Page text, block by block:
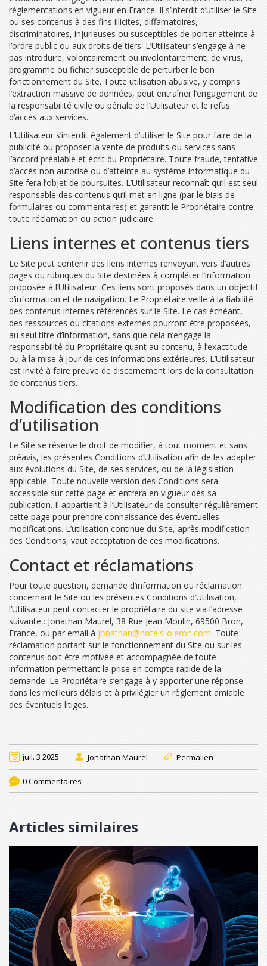
réglementations en vigueur en France. Il s’interdit d’utiliser le Site
ou ses contenus à des fins illicites, diffamatoires,
discriminatoires, injurieuses ou susceptibles de porter atteinte à
l’ordre public ou aux droits de tiers. L’Utilisateur s’engage à ne
pas introduire, volontairement ou involontairement, de virus,
programme ou fichier susceptible de perturber le bon
fonctionnement du Site. Toute utilisation abusive, y compris
l’extraction massive de données, peut entraîner l’engagement de
la responsabilité civile ou pénale de l’Utilisateur et le refus
d’accès aux services.
L’Utilisateur s’interdit également d’utiliser le Site pour faire de la
publicité ou proposer la vente de produits ou services sans
l’accord préalable et écrit du Propriétaire. Toute fraude, tentative
d’accès non autorisé ou d’atteinte au système informatique du
Site fera l’objet de poursuites. L’Utilisateur reconnaît qu’il est seul
responsable des contenus qu’il met en ligne (par le biais de
formulaires ou commentaires) et garantit le Propriétaire contre
toute réclamation ou action judiciaire.
Liens internes et contenus tiers
Le Site peut contenir des liens internes renvoyant vers d’autres
pages ou rubriques du Site destinées à compléter l’information
proposée à l’Utilisateur. Ces liens sont proposés dans un objectif
d’information et de navigation. Le Propriétaire veille à la fiabilité
des contenus internes référencés sur le Site. Le cas échéant,
des ressources ou citations externes pourront être proposées,
au seul titre d’information, sans que cela n’engage la
responsabilité du Propriétaire quant au contenu, à l’exactitude
ou à la mise à jour de ces informations extérieures. L’Utilisateur
est invité à faire preuve de discernement lors de la consultation
de contenus tiers.
Modification des conditions
d’utilisation
Le Site se réserve le droit de modifier, à tout moment et sans
préavis, les présentes Conditions d’Utilisation afin de les adapter
aux évolutions du Site, de ses services, ou de la législation
applicable. Toute nouvelle version des Conditions sera
accessible sur cette page et entrera en vigueur dès sa
publication. Il appartient à l’Utilisateur de consulter régulièrement
cette page pour prendre connaissance des éventuelles
modifications. L’utilisation continue du Site, après modification
des Conditions, vaut acceptation de ces modifications.
Contact et réclamations
Pour toute question, demande d’information ou réclamation
concernant le Site ou les présentes Conditions d’Utilisation,
l’Utilisateur peut contacter le propriétaire du site via l’adresse
suivante : Jonathan Maurel, 38 Rue Jean Moulin, 69500 Bron,
France, ou par email à jonathan@hotels-oleron.com. Toute
réclamation portant sur le fonctionnement du Site ou sur les
contenus doit être motivée et accompagnée de toute
information permettant la prise en compte rapide de la
demande. Le Propriétaire s’engage à y apporter une réponse
dans les meilleurs délais et à privilégier un règlement amiable
des éventuels litiges.
juil. 3 2025 Jonathan Maurel Permalien
0 Commentaires
Articles similaires